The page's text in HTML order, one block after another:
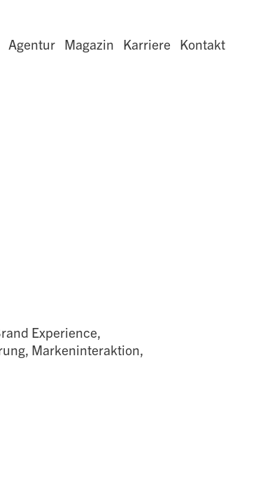
Agentur Magazin Karriere Kontakt
Experience,
Markeninteraktion,